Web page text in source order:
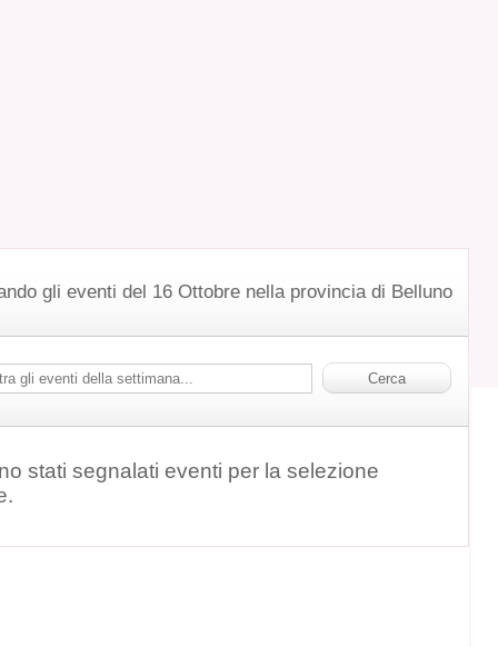
gli eventi del 16 Ottobre nella provincia di Belluno
stati segnalati eventi per la selezione